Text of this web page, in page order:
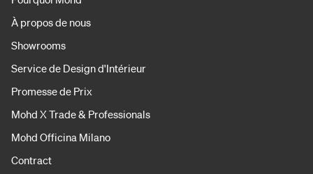
À propos de nous
Showrooms
Service de Design d'Intérieur
Promesse de Prix
Mohd X Trade & Professionals
Mohd Officina Milano
Contract